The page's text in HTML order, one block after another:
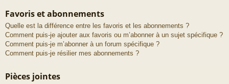
Favoris et abonnements
Quelle est la différence entre les favoris et les abonnements ?
Comment puis-je ajouter aux favoris ou m’abonner à un sujet spécifique ?
Comment puis-je m’abonner à un forum spécifique ?
Comment puis-je résilier mes abonnements ?
Pièces jointes